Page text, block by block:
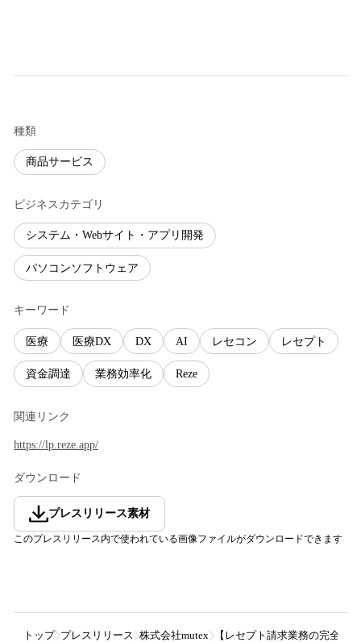
種類
商品サービス
ビジネスカテゴリ
システム・Webサイト・アプリ開発
パソコンソフトウェア
キーワード
医療 医療DX DX AI レセコン レセプト
資金調達 業務効率化 Reze
関連リンク
https://lp.reze.app/
ダウンロード
プレスリリース素材
このプレスリリース内で使われている画像ファイルがダウンロードできます
トップ プレスリリース 株式会社mutex 【レセプト請求業務の完全自